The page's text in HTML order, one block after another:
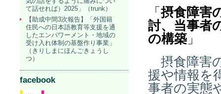
「 摂食障害
討、当事者
の構築 」
摂食障害
援や情報を
事者の実態
て話せれば）2025」（trunk）
【助成中間3次報告】「外国籍
住民への日本語教育等支援を通
したエンパワーメント・地域の
受け入れ体制の基盤作り事業」
（きりしまにほんごきょうし
つ）
facebook